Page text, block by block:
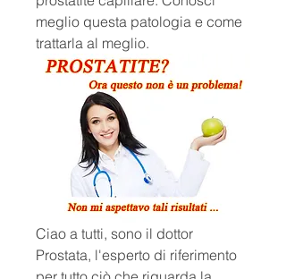
meglio questa patologia e come
trattarla al meglio.
Ciao a tutti, sono il dottor
Prostata, l'esperto di riferimento